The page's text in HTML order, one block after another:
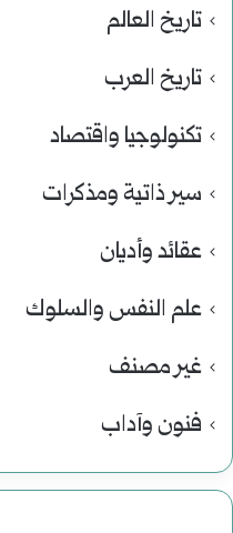
تاريخ العالم
تاريخ العرب
تكنولوجيا واقتصاد
سير ذاتية ومذكرات
عقائد وأديان
علم النفس والسلوك
غير مصنف
فنون وآداب